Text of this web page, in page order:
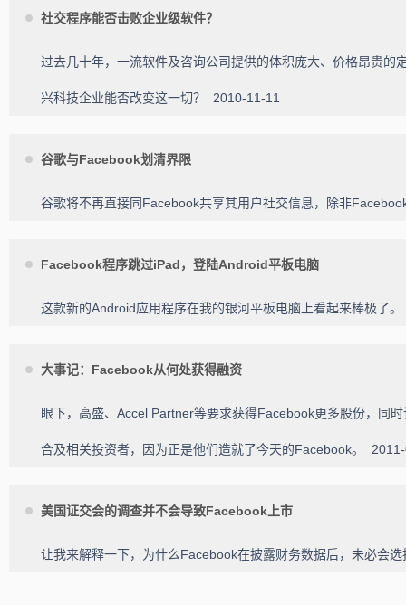
社交程序能否击败企业级软件？
过去几十年，一流软件及咨询公司提供的体积庞大、价格昂贵的
兴科技企业能否改变这一切？ 2010-11-11
谷歌与Facebook划清界限
谷歌将不再直接同Facebook共享其用户社交信息，除非
Facebook程序跳过iPad，登陆Android平板电脑
这款新的Android应用程序在我的银河平板电脑上看起来棒极了
大事记：Facebook从何处获得融资
眼下，高盛、Accel Partner等要求获得Facebook更多股份，同
合及相关投资者，因为正是他们造就了今天的Facebook。
美国证交会的调查并不会导致Facebook上市
让我来解释一下，为什么Facebook在披露财务数据后，未必会